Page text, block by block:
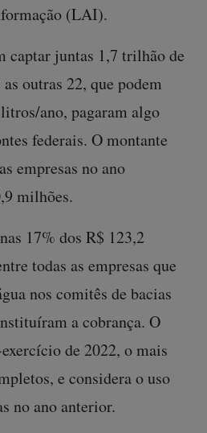
(LAI).
captar juntas 1,7 trilhão de
outras 22, que podem
ano, pagaram algo
federais. O montante
empresas no ano
milhões.
17% dos R$ 123,2
todas as empresas que
nos comitês de bacias
a cobrança. O
de 2022, o mais
e considera o uso
no ano anterior.